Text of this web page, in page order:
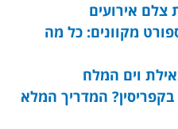
צלם אירועים
מקוונים: כל מה
וים המלח
המדריך המלא